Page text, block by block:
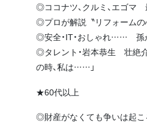
◎ココナツ、クルミ、エゴマ
◎プロが解説〝リフォームの
◎安全・IT・おしゃれ…… 孫
◎タレント・岩本恭生 壮絶
の時、私は……」
★60代以上
◎財産がなくても争いは起